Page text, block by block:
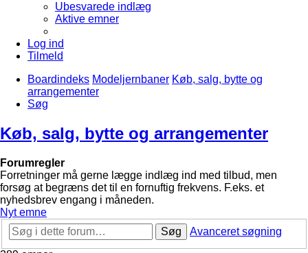
Ubesvarede indlæg
Aktive emner
Log ind
Tilmeld
Boardindeks Modeljernbaner Køb, salg, bytte og
arrangementer
Søg
Køb, salg, bytte og arrangementer
Forumregler
Forretninger må gerne lægge indlæg ind med tilbud, men
forsøg at begræns det til en fornuftig frekvens. F.eks. et
nyhedsbrev engang i måneden.
Nyt emne
Søg
Avanceret søgning